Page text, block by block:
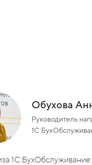
Обухова
Руководитель
1С:БухОбслуживание: